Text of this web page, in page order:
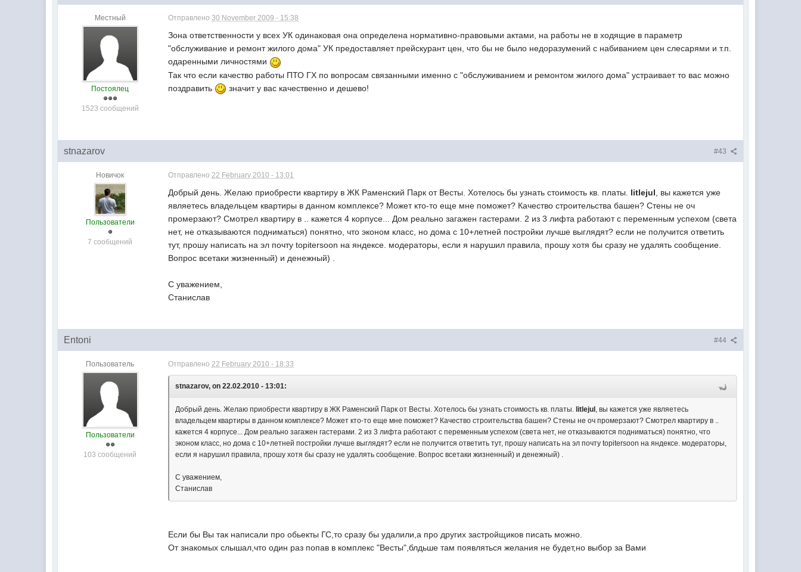
Местный
Постоялец
1523 сообщений
Отправлено30 November 2009 - 15:38
Зона ответственности у всех УК одинаковая она определена нормативно-правовыми актами, на работы не в ходящие в параметр
"обслуживание и ремонт жилого дома" УК предоставляет прейскурант цен, что бы не было недоразумений с набиванием цен слесарями и т.п.
одаренными личностями
Так что если качество работы ПТО ГХ по вопросам связанными именно с "обслуживанием и ремонтом жилого дома" устраивает то вас можно
поздравить
значит у вас качественно и дешево!
#43
stnazarov
Новичок
Пользователи
7 сообщений
Отправлено22 February 2010 - 13:01
Добрый день. Желаю приобрести квартиру в ЖК Раменский Парк от Весты. Хотелось бы узнать стоимость кв. платы. litlejul, вы кажется уже
являетесь владельцем квартиры в данном комплексе? Может кто-то еще мне поможет? Качество строительства башен? Стены не оч
промерзают? Смотрел квартиру в .. кажется 4 корпусе... Дом реально загажен гастерами. 2 из 3 лифта работают с переменным успехом (света
нет, не отказываются подниматься) понятно, что эконом класс, но дома с 10+летней постройки лучше выглядят? если не получится ответить
тут, прошу написать на эл почту topitersoon на яндексе. модераторы, если я нарушил правила, прошу хотя бы сразу не удалять сообщение.
Вопрос всетаки жизненный) и денежный) .
С уважением,
Станислав
#44
Entoni
Пользователь
Пользователи
103 сообщений
Отправлено22 February 2010 - 18:33
stnazarov, on 22.02.2010 - 13:01:
Добрый день. Желаю приобрести квартиру в ЖК Раменский Парк от Весты. Хотелось бы узнать стоимость кв. платы. litlejul , вы кажется уже являетесь
владельцем квартиры в данном комплексе? Может кто-то еще мне поможет? Качество строительства башен? Стены не оч промерзают? Смотрел квартиру в ..
кажется 4 корпусе... Дом реально загажен гастерами. 2 из 3 лифта работают с переменным успехом (света нет, не отказываются подниматься) понятно, что
эконом класс, но дома с 10+летней постройки лучше выглядят? если не получится ответить тут, прошу написать на эл почту topitersoon на яндексе. модераторы,
если я нарушил правила, прошу хотя бы сразу не удалять сообщение. Вопрос всетаки жизненный) и денежный) .
С уважением,
Станислав
Если бы Вы так написали про обьекты ГС,то сразу бы удалили,а про других застройщиков писать можно.
От знакомых слышал,что один раз попав в комплекс "Весты",блдьше там появляться желания не будет,но выбор за Вами